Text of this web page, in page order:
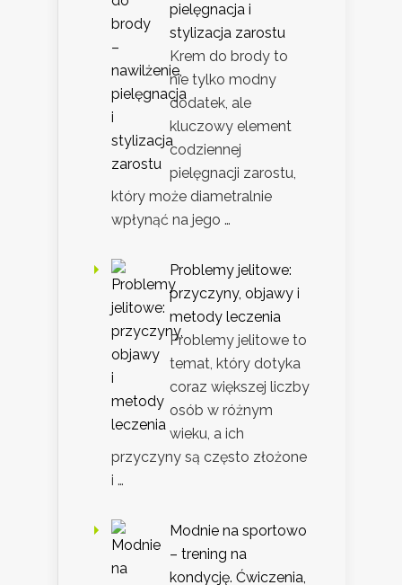
pielęgnacja i
stylizacja zarostu
Krem do brody to
nie tylko modny
dodatek, ale
kluczowy element
codziennej
pielęgnacji zarostu,
który może diametralnie
wpłynąć na jego …
Problemy jelitowe:
przyczyny, objawy i
metody leczenia
Problemy jelitowe to
temat, który dotyka
coraz większej liczby
osób w różnym
wieku, a ich
przyczyny są często złożone
i …
Modnie na sportowo
– trening na
kondycję. Ćwiczenia,